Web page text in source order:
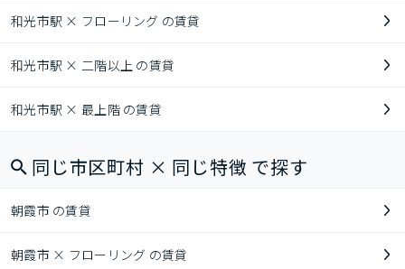
和光市駅 × フローリング の賃貸
和光市駅 × 二階以上 の賃貸
和光市駅 × 最上階 の賃貸
同じ市区町村 × 同じ特徴 で探す
朝霞市 の賃貸
朝霞市 × フローリング の賃貸